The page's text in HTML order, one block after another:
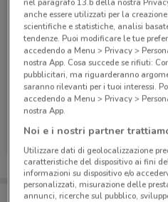
Scade il 05/09 9.4 km
Porta DoveConviene
anche essere utilizzati per la
scientifiche e statistiche, analisi
tendenze. Puoi modificare le tue
accedendo a Menu > Privacy >
nostra App. Cosa succede se rifiuti:
pubblicitari, ma riguarderanno
saranno rilevanti per i tuoi interessi.
accedendo a Menu > Privacy >
nostra App.
Noi e i nostri partner
Utilizzare dati di geolocalizzazione
caratteristiche del dispositivo ai fini
informazioni su dispositivo e/o
personalizzati, misurazione delle
annunci, ricerche sul pubblico,